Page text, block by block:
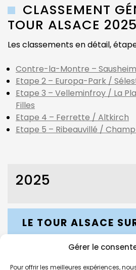
Gérer le
Pour offrir les meilleures expériences,
CLASSEMENT
TOUR ALSACE 2025
Les classements en détail,
Contre-la-Montre – Sausheim
Etape 2 – Europa-Park /
Etape 3 – Velleminfroy / La
Filles
Etape 4 – Ferrette / Altkirch
Etape 5 – Ribeauvillé /
2025
LE TOUR ALSACE